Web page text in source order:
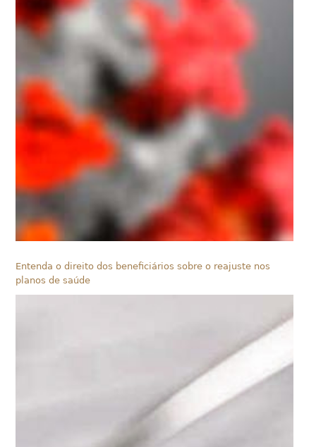
Entenda o direito dos beneficiários sobre o reajuste nos
planos de saúde